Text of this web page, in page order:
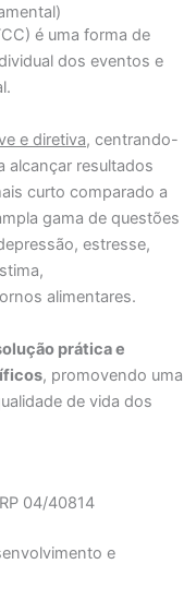
é uma forma de
dos eventos e
e diretiva, centrando-
alcançar resultados
curto comparado a
gama de questões
estresse,
alimentares.
prática e
, promovendo uma
de vida dos
04/40814
e